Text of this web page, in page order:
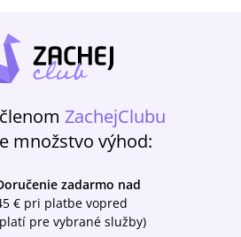
sprievodcom pre každého, kto
premeniť obavy na energiu, nájsť nový
smer a vniesť do svojho života pokoj,
a radosť.
ZachejClubu
množstvo výhod:
zadarmo nad
€ pri platbe vopred
pre vybrané služby)